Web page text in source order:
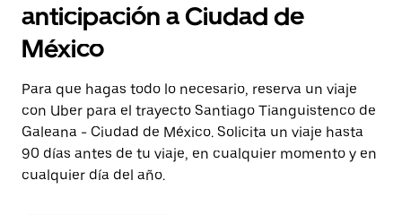
y
selecciona
una
Presiona
la
tecla Esc
para
cerrar
el
calendario.
anticipación a Ciudad de
México
Para que hagas todo lo necesario, reserva un viaje
con Uber para el trayecto Santiago Tianguistenco de
Galeana - Ciudad de México. Solicita un viaje hasta
90 días antes de tu viaje, en cualquier momento y en
cualquier día del año.